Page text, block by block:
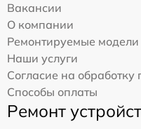
Вакансии
О компании
Ремонтируемые модели
Наши услуги
Согласие на
Способы оплаты
Ремонт